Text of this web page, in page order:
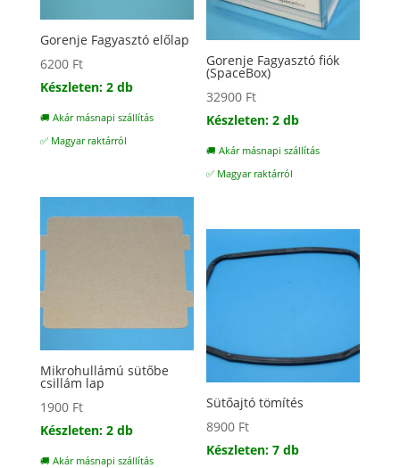
Gorenje Fagyasztó előlap
6200 Ft
Készleten: 2 db
🚚 Akár másnapi szállítás
✅ Magyar raktárról
Gorenje Fagyasztó fiók
(SpaceBox)
32900 Ft
Készleten: 2 db
🚚 Akár másnapi szállítás
✅ Magyar raktárról
Mikrohullámú sütőbe
csillám lap
1900 Ft
Készleten: 2 db
🚚 Akár másnapi szállítás
Sütőajtó tömítés
8900 Ft
Készleten: 7 db